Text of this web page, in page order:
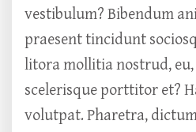
vestibulum? Bibendum
praesent tincidunt
litora mollitia nostrud,
scelerisque porttitor et?
volutpat. Pharetra,